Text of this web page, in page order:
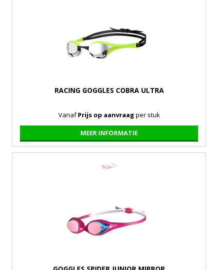
RACING GOGGLES COBRA ULTRA
VanafPrijs op aanvraag per stuk
MEER INFORMATIE